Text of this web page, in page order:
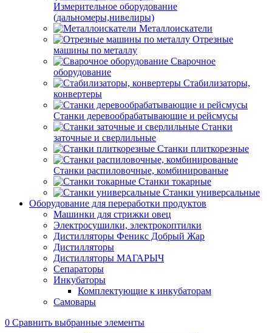
Измерительное оборудование
(дальномеры,нивелиры)
Металлоискатели
Отрезные
машины по металлу
Сварочное
оборудование
Стабилизаторы,
конвертеры
Станки деревообрабатывающие и рейсмусы
Станки
заточные и сверлильные
Станки плиткорезные
Станки распиловочные, комбинированые
Станки токарные
Станки универсальные
Оборудование для переработки продуктов
Машинки для стрижки овец
Электросушилки, электрокоптилки
Дистилляторы Феникс Добрый Жар
Дистилляторы
Дистилляторы МАГАРЫЧ
Сепараторы
Инкубаторы
Комплектующие к инкубаторам
Самовары
0 Сравнить выбранные элементы